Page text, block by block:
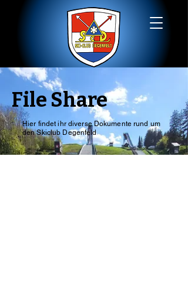
File Share
Hier findet ihr diverse Dokumente rund um
den Skiclub Degenfeld